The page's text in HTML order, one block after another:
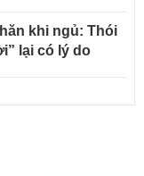
khi ngủ: Thói
lại có lý do